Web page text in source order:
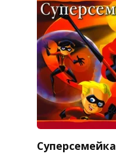
Суперсемейка